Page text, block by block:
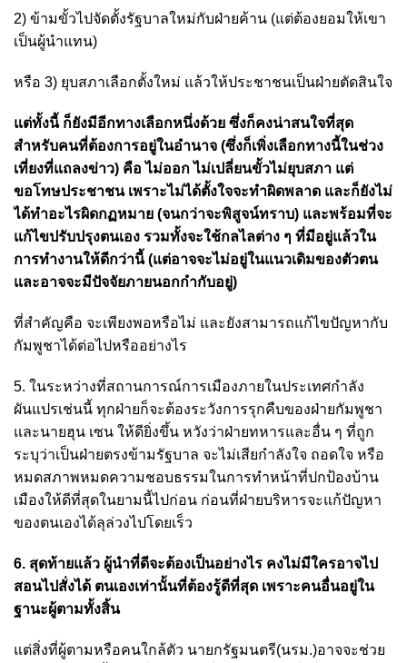
2) ข้ามขั้วไปจัดตั้งรัฐบาลใหม่กับฝ่ายค้าน (แต่ต้องยอมให้เขา
เป็นผู้นำแทน)
หรือ 3) ยุบสภาเลือกตั้งใหม่ แล้วให้ประชาชนเป็นฝ่ายตัดสินใจ
แต่ทั้งนี้ ก็ยังมีอีกทางเลือกหนึ่งด้วย ซึ่งก็คงน่าสนใจที่สุด
สำหรับคนที่ต้องการอยู่ในอำนาจ (ซึ่งก็เพิ่งเลือกทางนี้ในช่วง
เที่ยงที่แถลงข่าว) คือ ไม่ออก ไม่เปลี่ยนขั้วไม่ยุบสภา แต่
ขอโทษประชาชน เพราะไม่ได้ตั้งใจจะทำผิดพลาด และก็ยังไม่
ได้ทำอะไรผิดกฏหมาย (จนกว่าจะพิสูจน์ทราบ) และพร้อมที่จะ
แก้ไขปรับปรุงตนเอง รวมทั้งจะใช้กลไลต่าง ๆ ที่มีอยู่แล้วใน
การทำงานให้ดีกว่านี้ (แต่อาจจะไม่อยู่ในแนวเดิมของตัวตน
และอาจจะมีปัจจัยภายนอกกำกับอยู่)
ที่สำคัญคือ จะเพียงพอหรือไม่ และยังสามารถแก้ไขปัญหากับ
กัมพูชาได้ต่อไปหรืออย่างไร
5. ในระหว่างที่สถานการณ์การเมืองภายในประเทศกำลัง
ผันแปรเช่นนี้ ทุกฝ่ายก็จะต้องระวังการรุกคืบของฝ่ายกัมพูชา
และนายฮุน เซน ให้ดียิ่งขึ้น หวังว่าฝ่ายทหารและอื่น ๆ ที่ถูก
ระบุว่าเป็นฝ่ายตรงข้ามรัฐบาล จะไม่เสียกำลังใจ ถอดใจ หรือ
หมดสภาพหมดความชอบธรรมในการทำหน้าที่ปกป้องบ้าน
เมืองให้ดีที่สุดในยามนี้ไปก่อน ก่อนที่ฝ่ายบริหารจะแก้ปัญหา
ของตนเองได้ลุล่วงไปโดยเร็ว
6. สุดท้ายแล้ว ผู้นำที่ดีจะต้องเป็นอย่างไร คงไม่มีใครอาจไป
สอนไปสั่งได้ ตนเองเท่านั้นที่ต้องรู้ดีที่สุด เพราะคนอื่นอยู่ใน
ฐานะผู้ตามทั้งสิ้น
แต่สิ่งที่ผู้ตามหรือคนใกล้ตัว นายกรัฐมนตรี(นรม.)อาจจะช่วย